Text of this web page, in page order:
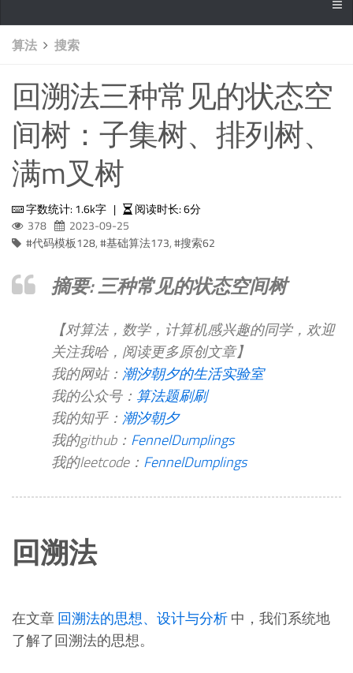
算法 搜索
回溯法三种常见的状态空
间树：子集树、排列树、
满m叉树
字数统计:1.6k字 | 阅读时长:6分
378
2023-09-25
代码模板128, 基础算法173, 搜索62
摘要: 三种常见的状态空间树
【对算法，数学，计算机感兴趣的同学，欢迎
关注我哈，阅读更多原创文章】
我的网站： 潮汐朝夕的生活实验室
我的公众号： 算法题刷刷
我的知乎： 潮汐朝夕
我的github： FennelDumplings
我的leetcode： FennelDumplings
回溯法
在文章回溯法的思想、设计与分析中，我们系统地
了解了回溯法的思想。